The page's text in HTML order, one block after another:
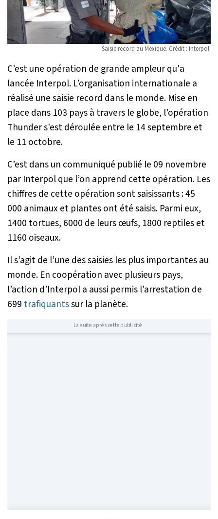
Saisie record au Mexique. Crédit : Interpol.
C’est une opération de grande ampleur qu'a
lancée Interpol. L’organisation internationale a
réalisé une saisie record dans le monde. Mise en
place dans 103 pays à travers le globe, l’opération
Thunder s'est déroulée entre le 14 septembre et
le 11 octobre.
C’est dans un communiqué publié le 09 novembre
par Interpol que l’on apprend cette opération. Les
chiffres de cette opération sont saisissants : 45
000 animaux et plantes ont été saisis. Parmi eux,
1400 tortues, 6000 de leurs œufs, 1800 reptiles et
1160 oiseaux.
Il s’agit de l’une des saisies les plus importantes au
monde. En coopération avec plusieurs pays,
l’action d’Interpol a aussi permis l’arrestation de
699 trafiquantssur la planète.
La suite après cette publicité